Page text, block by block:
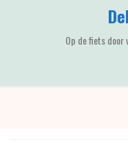
Op de fiets door